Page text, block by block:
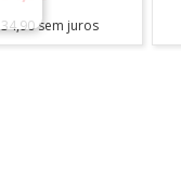
34,90sem juros